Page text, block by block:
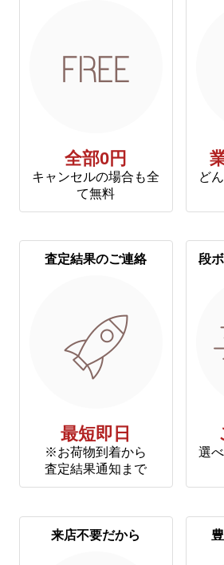
全部0円
キャンセルの場合も全
て無料
ど
査定結果のご連絡
最短即日
※お荷物到着から
査定結果通知まで
段
選
来店不要だから